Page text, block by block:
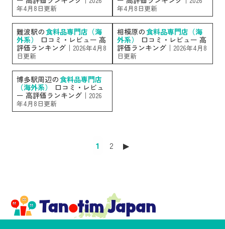
年4月8日更新
年4月8日更新
難波駅の食料品専門店（海
外系）
口コミ・レビュー 高
評価ランキング｜ 2026年4月8
日更新
相模原の食料品専門店（海
外系）
口コミ・レビュー 高
評価ランキング｜ 2026年4月8
日更新
博多駅周辺の食料品専門店
（海外系）
口コミ・レビュ
ー 高評価ランキング｜ 2026
年4月8日更新
1 2 ▶︎